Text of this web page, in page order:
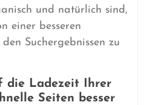
und natürlich sind,
einer besseren
Suchergebnissen zu
die Ladezeit Ihrer
Seiten besser